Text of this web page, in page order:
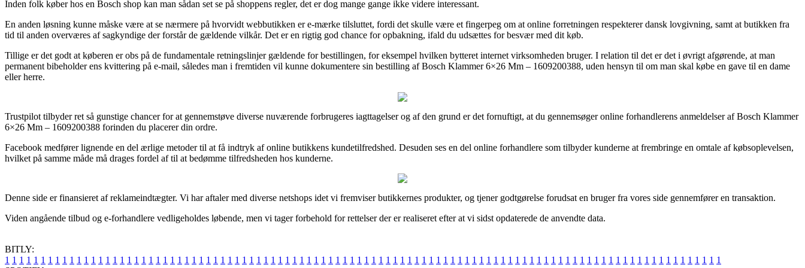
Inden folk køber hos en Bosch shop kan man sådan set se på shoppens regler, det er dog mange gange ikke videre interessant.
En anden løsning kunne måske være at se nærmere på hvorvidt webbutikken er e-mærke tilsluttet, fordi det skulle være et fingerpeg om at online forretningen respekterer dansk lovgivning, samt at butikken fra
tid til anden overværes af sagkyndige der forstår de gældende vilkår. Det er en rigtig god chance for opbakning, ifald du udsættes for besvær med dit køb.
Tillige er det godt at køberen er obs på de fundamentale retningslinjer gældende for bestillingen, for eksempel hvilken bytteret internet virksomheden bruger. I relation til det er det i øvrigt afgørende, at man
permanent bibeholder ens kvittering på e-mail, således man i fremtiden vil kunne dokumentere sin bestilling af Bosch Klammer 6×26 Mm – 1609200388, uden hensyn til om man skal købe en gave til en dame
eller herre.
Trustpilot tilbyder ret så gunstige chancer for at gennemstøve diverse nuværende forbrugeres iagttagelser og af den grund er det fornuftigt, at du gennemsøger online forhandlerens anmeldelser af Bosch Klammer
6×26 Mm – 1609200388 forinden du placerer din ordre.
Facebook medfører lignende en del ærlige metoder til at få indtryk af online butikkens kundetilfredshed. Desuden ses en del online forhandlere som tilbyder kunderne at frembringe en omtale af købsoplevelsen,
hvilket på samme måde må drages fordel af til at bedømme tilfredsheden hos kunderne.
Denne side er finansieret af reklameindtægter. Vi har aftaler med diverse netshops idet vi fremviser butikkernes produkter, og tjener godtgørelse forudsat en bruger fra vores side gennemfører en transaktion.
Viden angående tilbud og e-forhandlere vedligeholdes løbende, men vi tager forbehold for rettelser der er realiseret efter at vi sidst opdaterede de anvendte data.
BITLY:
1 1 1 1 1 1 1 1 1 1 1 1 1 1 1 1 1 1 1 1 1 1 1 1 1 1 1 1 1 1 1 1 1 1 1 1 1 1 1 1 1 1 1 1 1 1 1 1 1 1 1 1 1 1 1 1 1 1 1 1 1 1 1 1 1 1 1 1 1 1 1 1 1 1 1 1 1 1 1 1 1 1 1 1 1 1 1 1 1 1 1 1 1 1 1 1 1 1 1 1